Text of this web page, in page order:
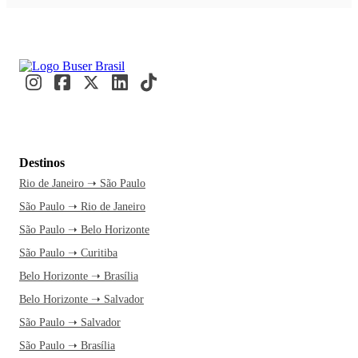
Destinos
Rio de Janeiro ➝ São Paulo
São Paulo ➝ Rio de Janeiro
São Paulo ➝ Belo Horizonte
São Paulo ➝ Curitiba
Belo Horizonte ➝ Brasília
Belo Horizonte ➝ Salvador
São Paulo ➝ Salvador
São Paulo ➝ Brasília